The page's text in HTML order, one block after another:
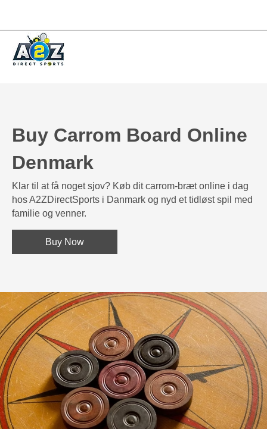
Buy Carrom Board Online
Denmark
Klar til at få noget sjov? Køb dit carrom-bræt online i dag
hos A2ZDirectSports i Danmark og nyd et tidløst spil med
familie og venner.
Buy Now